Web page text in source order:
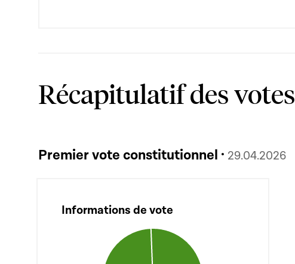
Récapitulatif des votes
Premier vote constitutionnel · 29.04.2026
Informations de vote